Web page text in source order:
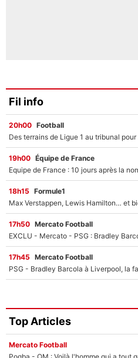
Fil info
20h00 Football
19h00 Équipe de France
18h15 Formule1
17h50 Mercato Football
EXCLU - Mercato - PSG : Bradley
17h45 Mercato Football
PSG - Bradley Barcola à Liverpool, la
Top Articles
Mercato Football